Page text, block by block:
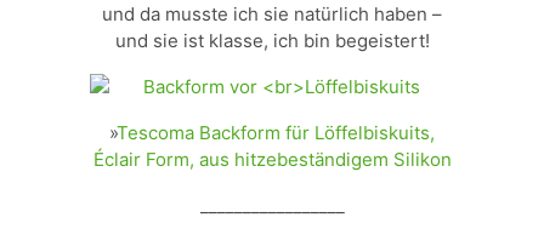
und da musste ich sie natürlich haben –
und sie ist klasse, ich bin begeistert!
»Tescoma Backform für Löffelbiskuits,
Éclair Form, aus hitzebeständigem Silikon